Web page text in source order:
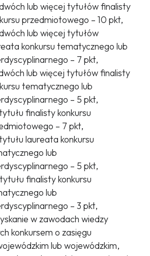
lub więcej tytułów finalisty
przedmiotowego – 10 pkt,
lub więcej tytułów
konkursu tematycznego lub
– 7 pkt,
lub więcej tytułów finalisty
tematycznego lub
– 5 pkt,
finalisty konkursu
– 7 pkt,
laureata konkursu
lub
– 5 pkt,
finalisty konkursu
lub
– 3 pkt,
w zawodach wiedzy
konkursem o zasięgu
lub wojewódzkim,